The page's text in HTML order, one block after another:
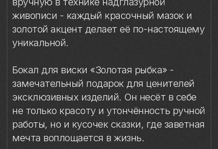
Техника: ручное литье, надглазурная
живопись
Объём: 320 мл
Высота: 9,4 см
Комплект: 1 бокал в подарочной упаковке
Сертификаты: Бокалы имеют все
необходимые сертификаты и декларации
соответствия. Абсолютно безопасны в
использовании.